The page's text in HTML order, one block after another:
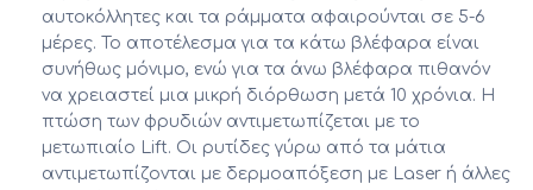
αυτοκόλλητες και τα ράμματα αφαιρούνται σε 5-6
μέρες. Το αποτέλεσμα για τα κάτω βλέφαρα είναι
συνήθως μόνιμο, ενώ για τα άνω βλέφαρα πιθανόν
να χρειαστεί μια μικρή διόρθωση μετά 10 χρόνια. Η
πτώση των φρυδιών αντιμετωπίζεται με το
μετωπιαίο Lift. Οι ρυτίδες γύρω από τα μάτια
αντιμετωπίζονται με δερμοαπόξεση με Laser ή άλλες